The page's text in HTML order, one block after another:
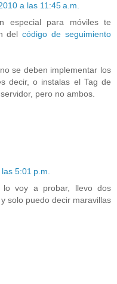
a las 11:45 a.m.
especial para móviles te
delcódigo de seguimiento
se deben implementar los
decir, o instalas el Tag de
pero no ambos.
5:01 p.m.
lo voy a probar, llevo dos
solo puedo decir maravillas